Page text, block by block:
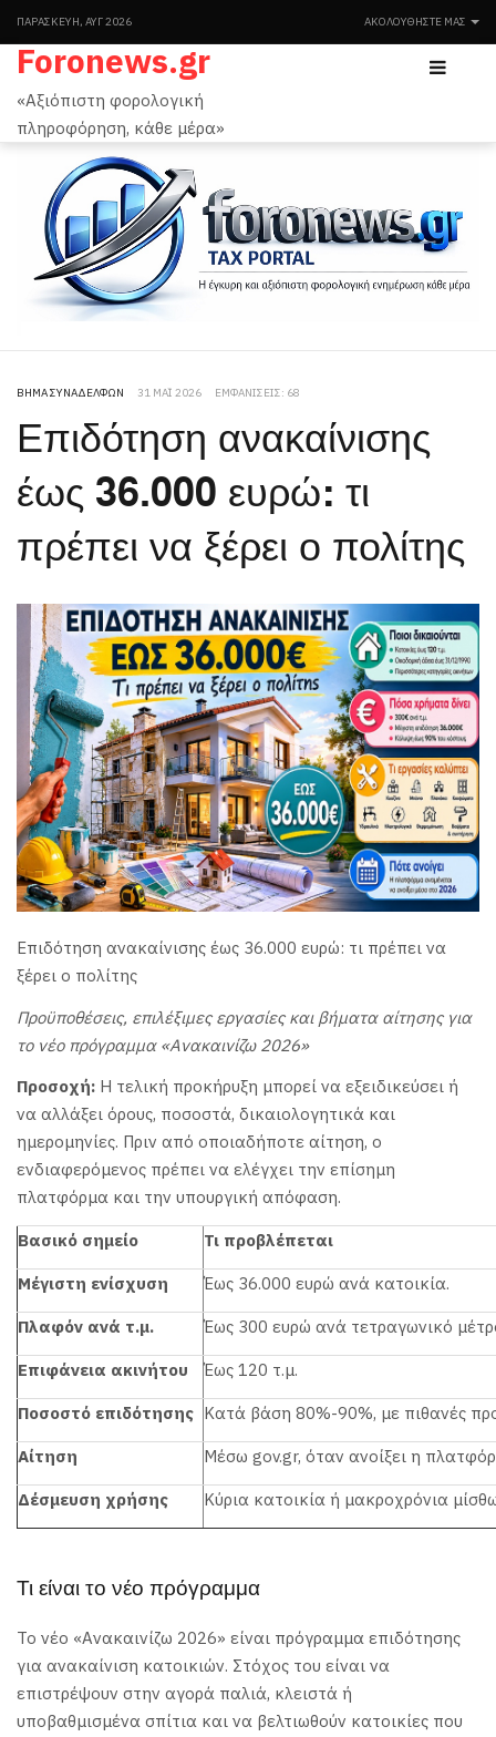
ΠΑΡΑΣΚΕΥΉ, ΑΥΓ 2026 ΑΚΟΛΟΥΘΉΣΤΕ ΜΑΣ
Foronews.gr
«Αξιόπιστη φορολογική
πληροφόρηση, κάθε μέρα»
ΒΉΜΑ ΣΥΝΑΔΈΛΦΩΝ 31 ΜΆΙ 2026 ΕΜΦΑΝΊΣΕΙΣ: 68
Επιδότηση ανακαίνισης
έως 36.000 ευρώ: τι
πρέπει να ξέρει ο πολίτης
Επιδότηση ανακαίνισης έως 36.000 ευρώ: τι πρέπει να
ξέρει ο πολίτης
Προϋποθέσεις, επιλέξιμες εργασίες και βήματα αίτησης για
το νέο πρόγραμμα «Ανακαινίζω 2026»
Προσοχή: Η τελική προκήρυξη μπορεί να εξειδικεύσει ή
να αλλάξει όρους, ποσοστά, δικαιολογητικά και
ημερομηνίες. Πριν από οποιαδήποτε αίτηση, ο
ενδιαφερόμενος πρέπει να ελέγχει την επίσημη
πλατφόρμα και την υπουργική απόφαση.
Βασικό σημείο Τι προβλέπεται
Μέγιστη ενίσχυση Έως 36.000 ευρώ ανά κατοικία.
Πλαφόν ανά τ.μ. Έως 300 ευρώ ανά τετραγωνικό
Επιφάνεια ακινήτου Έως 120 τ.μ.
Ποσοστό επιδότησης Κατά βάση 80%-90%, με πιθανές
Αίτηση Μέσω gov.gr, όταν ανοίξει η
Δέσμευση χρήσης Κύρια κατοικία ή μακροχρόνια
Τι είναι το νέο πρόγραμμα
Το νέο «Ανακαινίζω 2026» είναι πρόγραμμα επιδότησης
για ανακαίνιση κατοικιών. Στόχος του είναι να
επιστρέψουν στην αγορά παλιά, κλειστά ή
υποβαθμισμένα σπίτια και να βελτιωθούν κατοικίες που